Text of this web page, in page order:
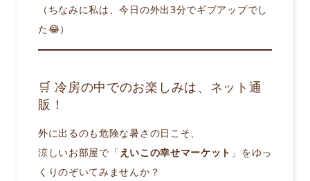
（ちなみに私は、今日の外出3分でギブアップでし
た😂）
🛒 冷房の中でのお楽しみは、ネット通
販！
外に出るのも危険な暑さの日こそ、
涼しいお部屋で「 えいこの幸せマーケット 」をゆっ
くりのぞいてみませんか？